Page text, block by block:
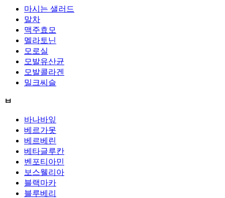
마시는 샐러드
말차
맥주효모
멜라토닌
모로실
모발유산균
모발콜라겐
밀크씨슬
ㅂ
바나바잎
베르가못
베르베린
베타글루칸
벤포티아민
보스웰리아
블랙마카
블루베리